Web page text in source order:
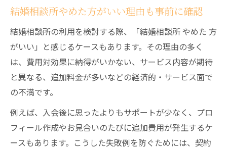
結婚相談所やめた方がいい理由も事前に確認
結婚相談所の利用を検討する際、「結婚相談所 やめた 方
がいい」と感じるケースもあります。その理由の多く
は、費用対効果に納得がいかない、サービス内容が期待
と異なる、追加料金が多いなどの経済的・サービス面で
の不満です。
例えば、入会後に思ったよりもサポートが少なく、プロ
フィール作成やお見合いのたびに追加費用が発生するケ
ースもあります。こうした失敗例を防ぐためには、契約